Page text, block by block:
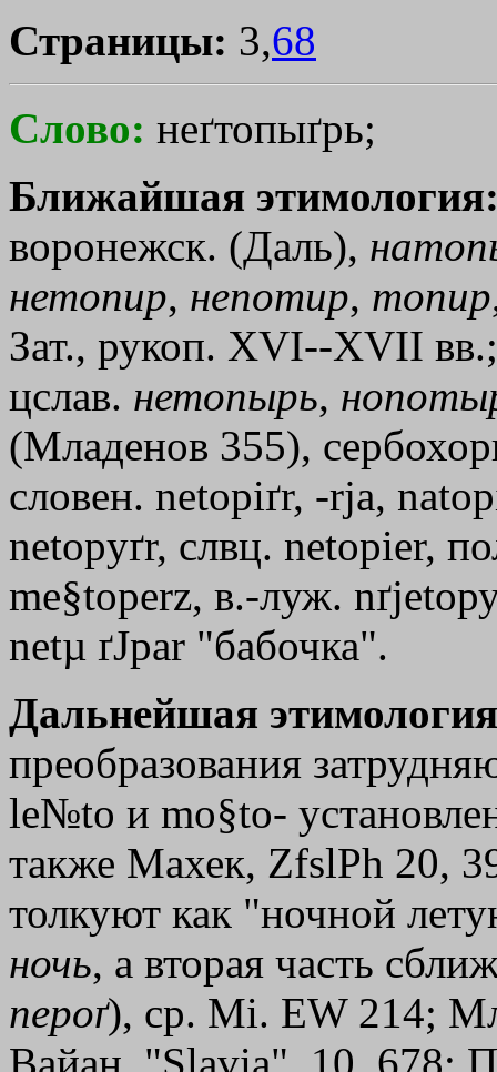
Страницы: 3,68
Слово: неґтопыґрь;
Ближайшая
воронежск. (Даль),
нетопир, непотир, топир
Зат., рукоп. XVI--XVII
цслав. нетопырь,
(Младенов 355),
словен. netopiґr, -rja,
netopyґr, слвц. nеtорiеr,
me§toperz, в.-луж.
netµ ґЈраr "бабочка".
Дальнейшая
преобразования
le№tо и mo§to-
также Махек, ZfslPh 20,
толкуют как "ночной
ночь, а вторая часть
пероґ), ср. Мi. ЕW 214;
Вайан, "Slavia", 10, 678;